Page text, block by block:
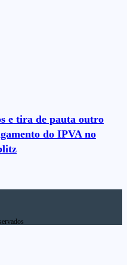
e tira de pauta outro
do IPVA no